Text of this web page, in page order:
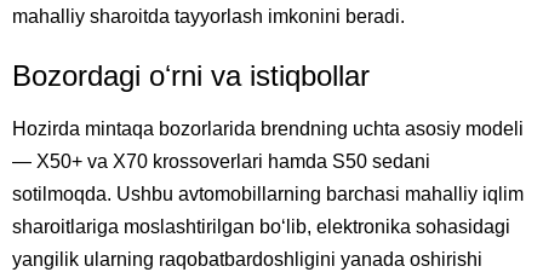
mahalliy sharoitda tayyorlash imkonini beradi.
Bozordagi oʻrni va istiqbollar
Hozirda mintaqa bozorlarida brendning uchta asosiy modeli
— X50+ va X70 krossoverlari hamda S50 sedani
sotilmoqda. Ushbu avtomobillarning barchasi mahalliy iqlim
sharoitlariga moslashtirilgan boʻlib, elektronika sohasidagi
yangilik ularning raqobatbardoshligini yanada oshirishi